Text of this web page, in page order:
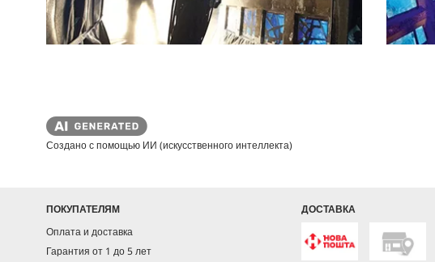
Создано с помощью ИИ (искусственного интеллекта)
ПОКУПАТЕЛЯМ
Оплата и доставка
Гарантия от 1 до 5 лет
ДОСТАВКА